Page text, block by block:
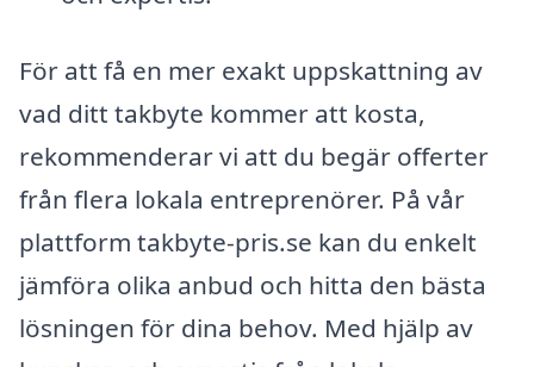
För att få en mer exakt uppskattning av
vad ditt takbyte kommer att kosta,
rekommenderar vi att du begär offerter
från flera lokala entreprenörer. På vår
plattform takbyte-pris.se kan du enkelt
jämföra olika anbud och hitta den bästa
lösningen för dina behov. Med hjälp av